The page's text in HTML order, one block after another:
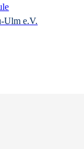
Ulm e.V.